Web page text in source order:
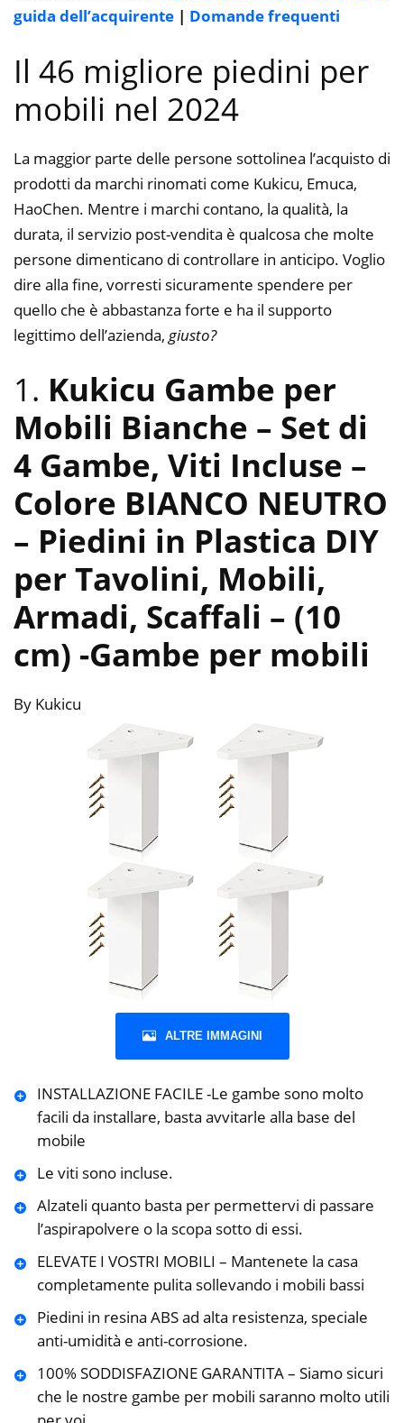
guida dell’acquirente | Domande frequenti
Il 46 migliore piedini per
mobili nel 2024
La maggior parte delle persone sottolinea l’acquisto di
prodotti da marchi rinomati come Kukicu, Emuca,
HaoChen. Mentre i marchi contano, la qualità, la
durata, il servizio post-vendita è qualcosa che molte
persone dimenticano di controllare in anticipo. Voglio
dire alla fine, vorresti sicuramente spendere per
quello che è abbastanza forte e ha il supporto
legittimo dell’azienda, giusto?
1. Kukicu Gambe per
Mobili Bianche – Set di
4 Gambe, Viti Incluse –
Colore BIANCO NEUTRO
– Piedini in Plastica DIY
per Tavolini, Mobili,
Armadi, Scaffali – (10
cm) -Gambe per mobili
By Kukicu
ALTRE IMMAGINI
INSTALLAZIONE FACILE -Le gambe sono molto
facili da installare, basta avvitarle alla base del
mobile
Le viti sono incluse.
Alzateli quanto basta per permettervi di passare
l’aspirapolvere o la scopa sotto di essi.
ELEVATE I VOSTRI MOBILI – Mantenete la casa
completamente pulita sollevando i mobili bassi
Piedini in resina ABS ad alta resistenza, speciale
anti-umidità e anti-corrosione.
100% SODDISFAZIONE GARANTITA – Siamo sicuri
che le nostre gambe per mobili saranno molto utili